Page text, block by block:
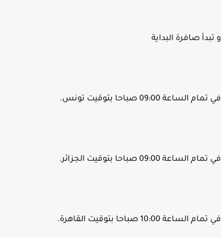
صافرة البداية
الساعة 09:00 صباحا بتوقيت تونس.
الساعة 09:00 صباحا بتوقيت الجزائر.
الساعة 10:00 صباحا بتوقيت القاهرة.